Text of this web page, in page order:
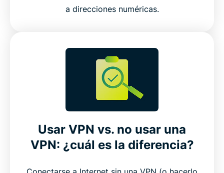
a direcciones numéricas.
Usar VPN vs. no usar una
VPN: ¿cuál es la diferencia?